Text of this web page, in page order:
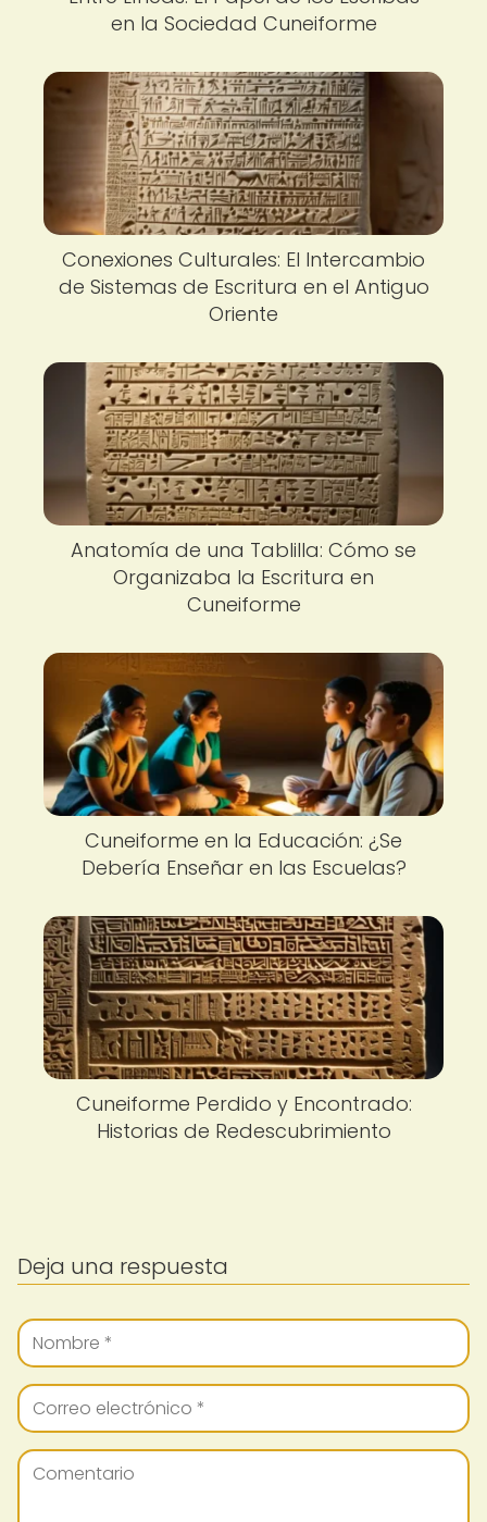
en la Sociedad Cuneiforme
Conexiones Culturales: El Intercambio
de Sistemas de Escritura en el Antiguo
Oriente
Anatomía de una Tablilla: Cómo se
Organizaba la Escritura en
Cuneiforme
Cuneiforme en la Educación: ¿Se
Debería Enseñar en las Escuelas?
Cuneiforme Perdido y Encontrado:
Historias de Redescubrimiento
Deja una respuesta